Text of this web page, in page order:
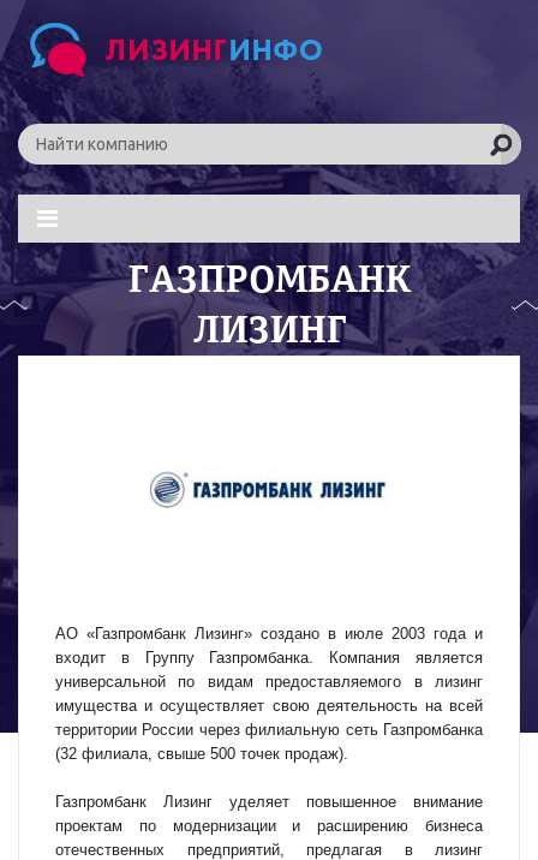
ГАЗПРОМБАНК
ЛИЗИНГ
АО «Газпромбанк Лизинг» создано в июле 2003 года и
входит в Группу Газпромбанка. Компания является
универсальной по видам предоставляемого в лизинг
имущества и осуществляет свою деятельность на всей
территории России через филиальную сеть Газпромбанка
(32 филиала, свыше 500 точек продаж).
Газпромбанк Лизинг уделяет повышенное внимание
проектам по модернизации и расширению бизнеса
отечественных предприятий, предлагая в лизинг